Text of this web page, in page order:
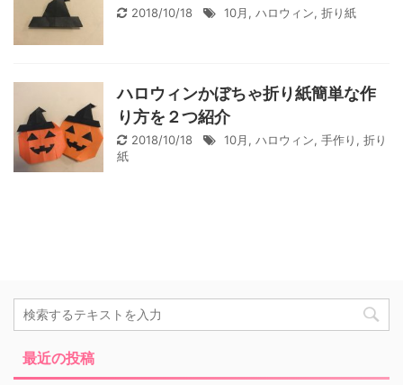
2018/10/18 10月 , ハロウィン, 折り紙
ハロウィンかぼちゃ折り紙簡単な作
り方を２つ紹介
2018/10/18 10月 , ハロウィン, 手作り , 折り
紙
最近の投稿